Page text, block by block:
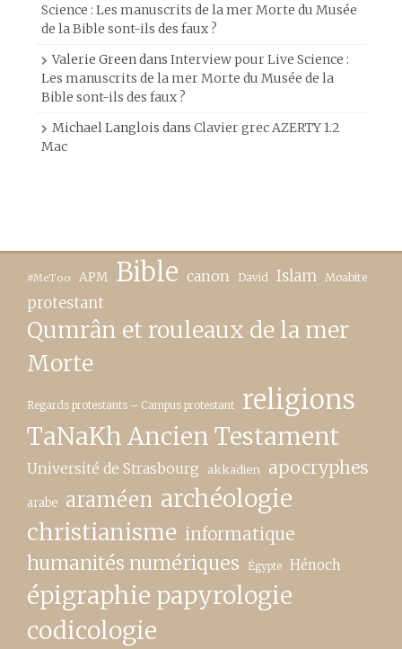
Science : Les manuscrits de la mer Morte du Musée
de la Bible sont-ils des faux ?
Valerie Greendans Interview pour Live Science :
Les manuscrits de la mer Morte du Musée de la
Bible sont-ils des faux ?
Michael Langlois dans Clavier grec AZERTY 1.2
Mac
#MeToo APM Bible canon David Islam Moabite
protestant
Qumrân et rouleaux de la mer
Morte
Regards protestants – Campus protestant religions
TaNaKh Ancien Testament
Université de Strasbourg akkadien apocryphes
arabe araméen archéologie
christianisme informatique
humanités numériques Égypte Hénoch
épigraphie papyrologie
codicologie